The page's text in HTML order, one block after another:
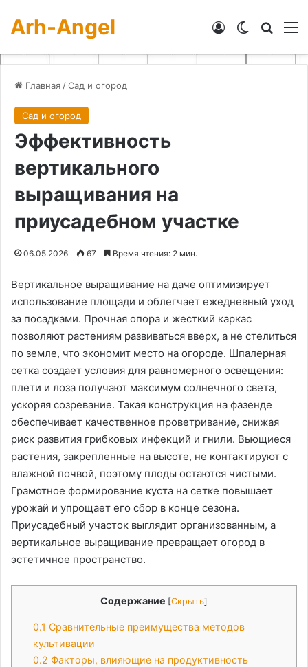
Arh-Angel Switch skin
Войти
Главная /Сад и огород
Сад и огород
Эффективность
вертикального
выращивания на
приусадебном участке
06.05.2026 67 Время чтения: 2 мин.
Вертикальное выращивание на даче оптимизирует
использование площади и облегчает ежедневный уход
за посадками. Прочная опора и жесткий каркас
позволяют растениям развиваться вверх, а не стелиться
по земле, что экономит место на огороде. Шпалерная
сетка создает условия для равномерного освещения:
плети и лоза получают максимум солнечного света,
ускоряя созревание. Такая конструкция на фазенде
обеспечивает качественное проветривание, снижая
риск развития грибковых инфекций и гнили. Вьющиеся
растения, закрепленные на высоте, не контактируют с
влажной почвой, поэтому плоды остаются чистыми.
Грамотное формирование куста на сетке повышает
урожай и упрощает его сбор в конце сезона.
Приусадебный участок выглядит организованным, а
вертикальное выращивание превращает огород в
эстетичное пространство.
Содержание [Скрыть]
0.1 Сравнительные преимущества методов
культивации
0.2 Факторы, влияющие на продуктивность